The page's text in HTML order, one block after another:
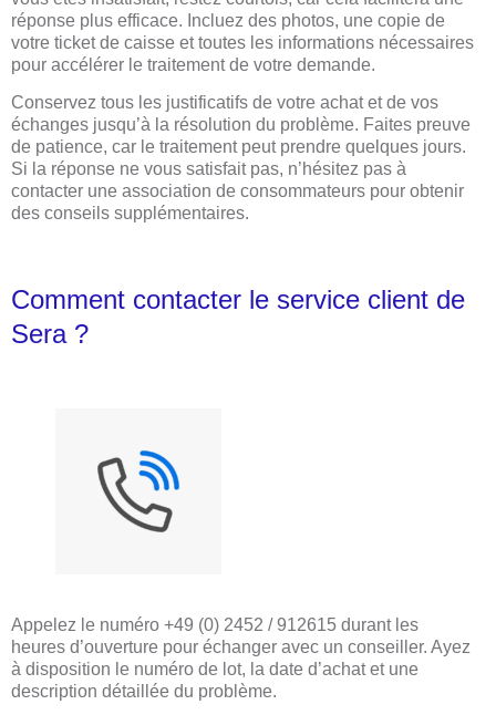
réponse plus efficace. Incluez des photos, une copie de
votre ticket de caisse et toutes les informations nécessaires
pour accélérer le traitement de votre demande.
Conservez tous les justificatifs de votre achat et de vos
échanges jusqu’à la résolution du problème. Faites preuve
de patience, car le traitement peut prendre quelques jours.
Si la réponse ne vous satisfait pas, n’hésitez pas à
contacter une association de consommateurs pour obtenir
des conseils supplémentaires.
Comment contacter le service client de
Sera ?
Appelez le numéro +49 (0) 2452 / 912615 durant les
heures d’ouverture pour échanger avec un conseiller. Ayez
à disposition le numéro de lot, la date d’achat et une
description détaillée du problème.